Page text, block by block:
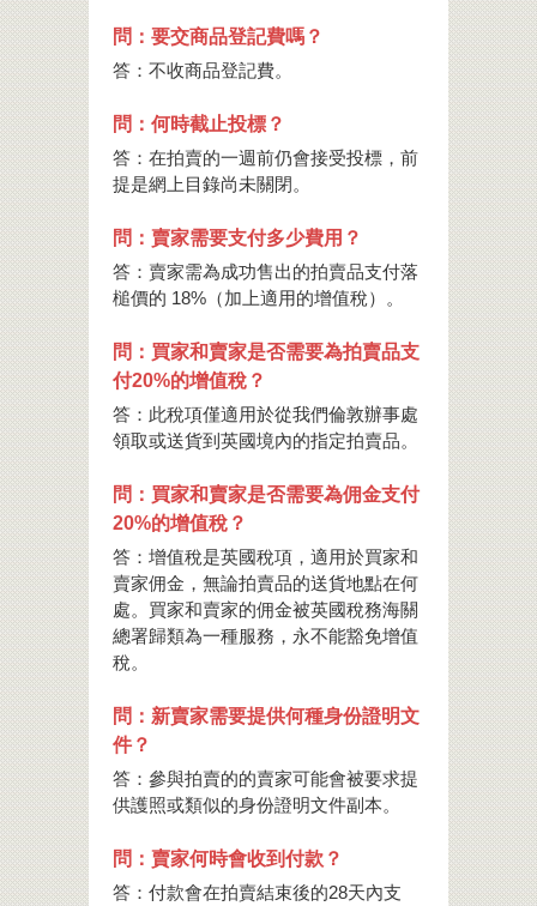
問：要交商品登記費嗎？
答：不收商品登記費。
問：何時截止投標？
答：在拍賣的一週前仍會接受投標，前
提是網上目錄尚未關閉。
問：賣家需要支付多少費用？
答：賣家需為成功售出的拍賣品支付落
槌價的 18%（加上適用的增值稅）。
問：買家和賣家是否需要為拍賣品支
付20%的增值稅？
答：此稅項僅適用於從我們倫敦辦事處
領取或送貨到英國境內的指定拍賣品。
問：買家和賣家是否需要為佣金支付
20%的增值稅？
答：增值稅是英國稅項，適用於買家和
賣家佣金，無論拍賣品的送貨地點在何
處。買家和賣家的佣金被英國稅務海關
總署歸類為一種服務，永不能豁免增值
稅。
問：新賣家需要提供何種身份證明文
件？
答：參與拍賣的的賣家可能會被要求提
供護照或類似的身份證明文件副本。
問：賣家何時會收到付款？
答：付款會在拍賣結束後的28天內支